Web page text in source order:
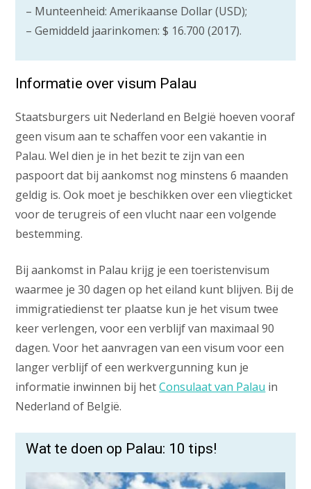
– Munteenheid: Amerikaanse Dollar (USD);
– Gemiddeld jaarinkomen: $ 16.700 (2017).
Informatie over visum Palau
Staatsburgers uit Nederland en België hoeven vooraf
geen visum aan te schaffen voor een vakantie in
Palau. Wel dien je in het bezit te zijn van een
paspoort dat bij aankomst nog minstens 6 maanden
geldig is. Ook moet je beschikken over een vliegticket
voor de terugreis of een vlucht naar een volgende
bestemming.
Bij aankomst in Palau krijg je een toeristenvisum
waarmee je 30 dagen op het eiland kunt blijven. Bij de
immigratiedienst ter plaatse kun je het visum twee
keer verlengen, voor een verblijf van maximaal 90
dagen. Voor het aanvragen van een visum voor een
langer verblijf of een werkvergunning kun je
informatie inwinnen bij hetConsulaat van Palau in
Nederland of België.
Wat te doen op Palau: 10 tips!